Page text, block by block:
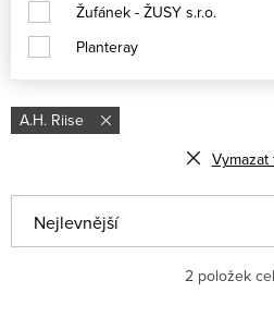
Žufánek - ŽUSY s.r.o.
Planteray
A.H. Riise
Vymazat
a
Nejlevnější
2položek